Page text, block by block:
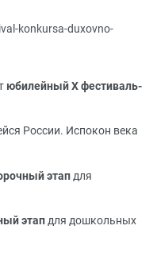
konkursa-duxovno-
юбилейный Х фестиваль-
России. Испокон века
этапдля
этапдля дошкольных